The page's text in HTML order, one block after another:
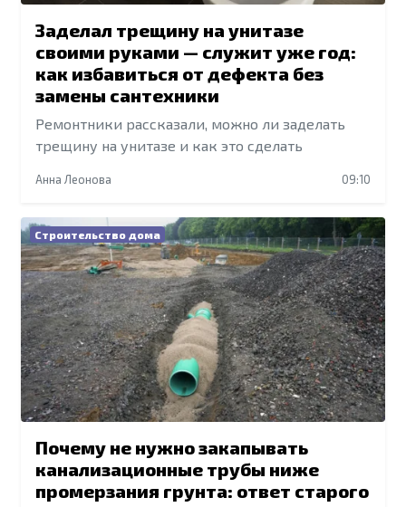
Заделал трещину на унитазе
своими руками — служит уже год:
как избавиться от дефекта без
замены сантехники
Ремонтники рассказали, можно ли заделать
трещину на унитазе и как это сделать
Анна Леонова 09:10
Строительство дома
Почему не нужно закапывать
канализационные трубы ниже
промерзания грунта: ответ старого